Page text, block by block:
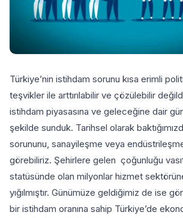
Türkiye’nin istihdam sorunu kısa erimli
teşvikler ile arttırılabilir ve çözülebilir
istihdam piyasasına ve geleceğine dair
şekilde sunduk. Tarihsel olarak
sorununu, sanayileşme veya
görebiliriz. Şehirlere gelen çoğunluğu
statüsünde olan milyonlar hizmet
yığılmıştır. Günümüze geldiğimiz de ise
bir istihdam oranına sahip Türkiye’de